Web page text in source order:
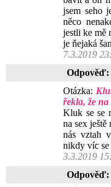
jsem seho
něco
jestli ke mě
je ňejaká
7.3.2019
Odpověď:
Otázka:
řekla, že na
Kluk se se
na sex ještě
nás vztah
nikdy víc se
3.3.2019
Odpověď: